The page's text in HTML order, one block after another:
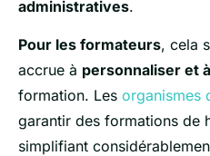
administratives.
Pour les formateurs, cela
accrue à personnaliser et
formation. Les organismes
garantir des formations de
simplifiant